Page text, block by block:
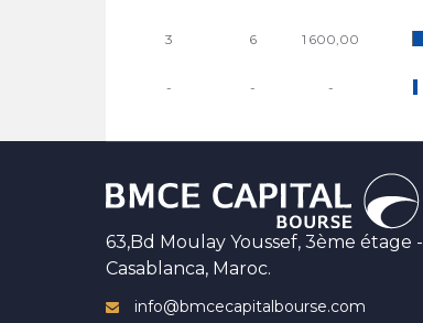
3 6 1 600,00
- - -
63,Bd Moulay Youssef, 3ème étage -
Casablanca, Maroc.
info@bmcecapitalbourse.com